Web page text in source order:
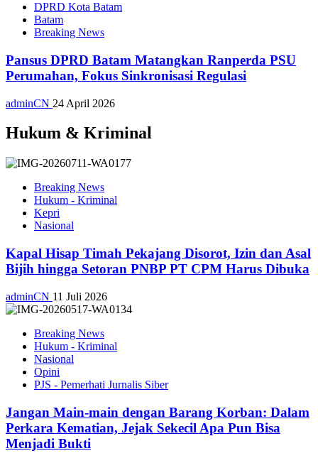
DPRD Kota Batam
Batam
Breaking News
Pansus DPRD Batam Matangkan Ranperda PSU
Perumahan, Fokus Sinkronisasi Regulasi
adminCN 24 April 2026
Hukum & Kriminal
Breaking News
Hukum - Kriminal
Kepri
Nasional
Kapal Hisap Timah Pekajang Disorot, Izin dan Asal
Bijih hingga Setoran PNBP PT CPM Harus Dibuka
adminCN 11 Juli 2026
Breaking News
Hukum - Kriminal
Nasional
Opini
PJS - Pemerhati Jurnalis Siber
Jangan Main-main dengan Barang Korban: Dalam
Perkara Kematian, Jejak Sekecil Apa Pun Bisa
Menjadi Bukti